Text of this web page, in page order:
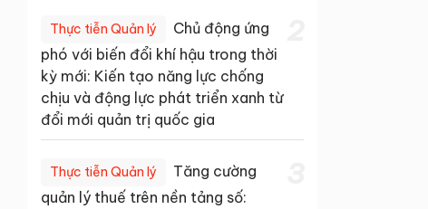
Thực tiễn Quản lý
Chủ động ứng
phó với biến đổi khí hậu trong thời
kỳ mới: Kiến tạo năng lực chống
chịu và động lực phát triển xanh từ
đổi mới quản trị quốc gia
Thực tiễn Quản lý
Tăng cường
quản lý thuế trên nền tảng số: